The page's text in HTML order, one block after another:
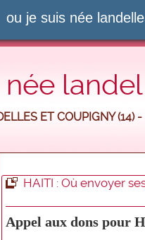
ou je suis née
née
ET COUPIGNY (14) -
HAITI : Où envoyer
Appel aux dons pour